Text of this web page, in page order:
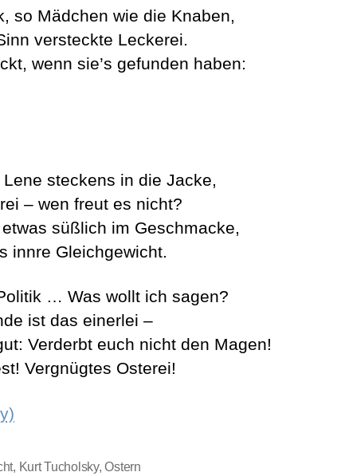
so Mädchen wie die Knaben,
versteckte Leckerei.
wenn sie’s gefunden haben:
steckens in die Jacke,
– wen freut es nicht?
süßlich im Geschmacke,
innre Gleichgewicht.
… Was wollt ich sagen?
ist das einerlei –
Verderbt euch nicht den Magen!
Vergnügtes Osterei!
, Kurt Tucholsky,Ostern